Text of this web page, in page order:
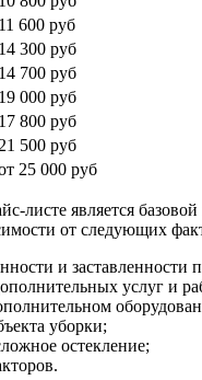
11 600 руб
14 300 руб
14 700 руб
19 000 руб
17 800 руб
21 500 руб
25 000 руб
листе является
от следующих
и заставленности
услуг и
уборки;
остекление;